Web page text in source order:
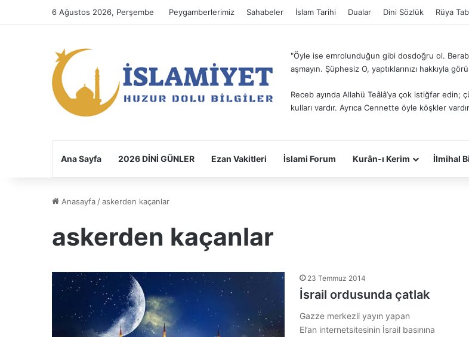
6 Ağustos 2026, Perşembe Peygamberlerimiz Sahabeler İslam Tarihi Dualar Dini Sözlük Rüya
"Öyle ise emrolunduğun gibi dosdoğru ol.
aşmayın. Şüphesiz O, yaptıklarınızı hakkıyla
Receb ayında Allahü Teâlâ’ya çok istiğfar edin;
kulları vardır. Ayrıca Cennette öyle köşkler
Ana Sayfa 2026 DİNİ GÜNLER Ezan Vakitleri İslami Forum Kurân-ı Kerim İlmihal
Anasayfa /askerden kaçanlar
askerden kaçanlar
23 Temmuz 2014
İsrail ordusunda çatlak
Gazze merkezli yayın yapan
El’an internetsitesinin İsrail basınına